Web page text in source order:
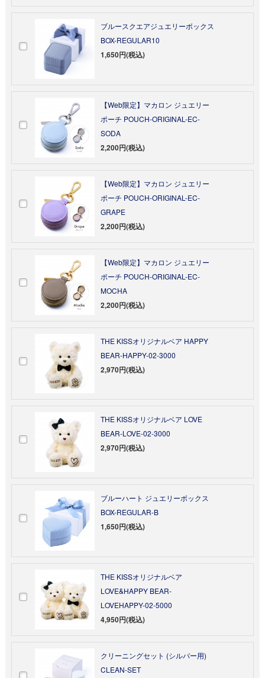
ブルースクエアジュエリーボックス
BOX-REGULAR10
1,650円(税込)
【Web限定】マカロン ジュエリー
ポーチ POUCH-ORIGINAL-EC-
SODA
2,200円(税込)
【Web限定】マカロン ジュエリー
ポーチ POUCH-ORIGINAL-EC-
GRAPE
2,200円(税込)
【Web限定】マカロン ジュエリー
ポーチ POUCH-ORIGINAL-EC-
MOCHA
2,200円(税込)
THE KISSオリジナルベア HAPPY
BEAR-HAPPY-02-3000
2,970円(税込)
THE KISSオリジナルベア LOVE
BEAR-LOVE-02-3000
2,970円(税込)
ブルーハート ジュエリーボックス
BOX-REGULAR-B
1,650円(税込)
THE KISSオリジナルベア
LOVE&HAPPY BEAR-
LOVEHAPPY-02-5000
4,950円(税込)
クリーニングセット (シルバー用)
CLEAN-SET